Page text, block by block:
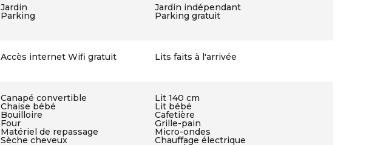
Jardin Jardin indépendant
Parking Parking gratuit
Accès internet Wifi gratuit Lits faits à l'arrivée
Canapé convertible Lit 140 cm
Chaise bébé Lit bébé
Bouilloire Cafetière
Four Grille-pain
Matériel de repassage Micro-ondes
Sèche cheveux Chauffage électrique